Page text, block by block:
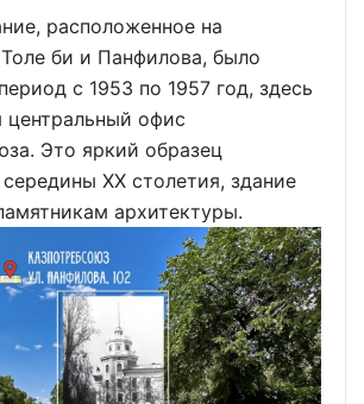
расположенное на
би и Панфилова, было
с 1953 по 1957 год, здесь
центральный офис
Это яркий образец
XX столетия, здание
архитектуры.